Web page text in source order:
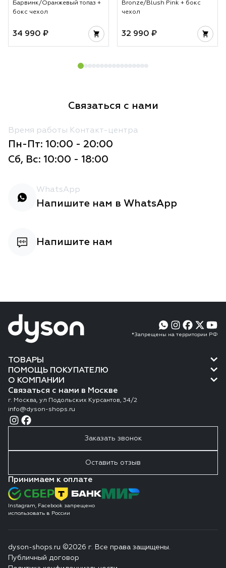
Барвинк/Оранжевый топаз +
бокс чехол
34 990 ₽
Bronze/Blush Pink + бокс
чехол
32 990 ₽
Связаться с нами
Время работы Контакт-центра
Пн-Пт: 10:00 - 20:00
Сб, Вс: 10:00 - 18:00
WhatsApp
Напишите нам в WhatsApp
Напишите нам
*Запрещены на территории РФ
ТОВАРЫ
ПОМОЩЬ ПОКУПАТЕЛЮ
О КОМПАНИИ
Связаться с нами в Москве
г. Москва, ул Подольских Курсантов, 34/2
info@dyson-shops.ru
Заказать звонок
Оставить отзыв
Принимаем к оплате
Instagram, Facebook запрещено
использовать в России
dyson-shops.ru ©2026 г. Все права защищены.
Публичный договор